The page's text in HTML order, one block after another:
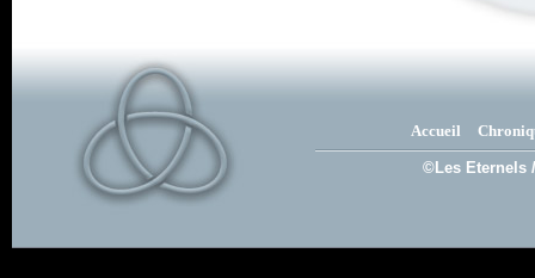
Accueil
©Les Eternels